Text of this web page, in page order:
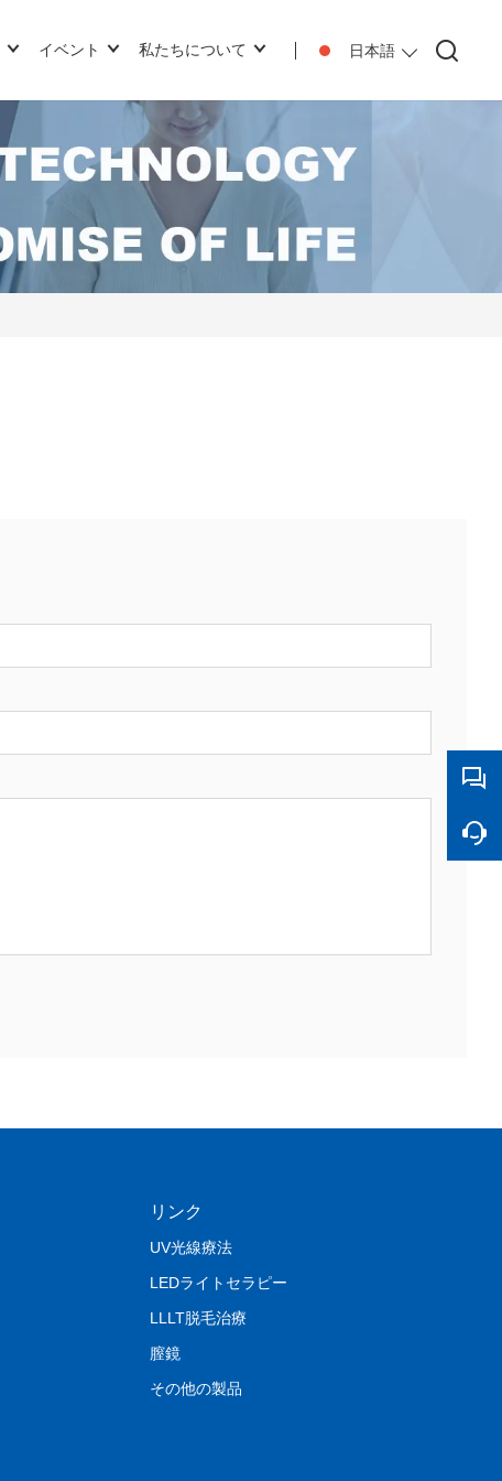
日本語
イベント 私たちについて
リンク
UV光線療法
LEDライトセラピー
LLLT脱毛治療
膣鏡
その他の製品